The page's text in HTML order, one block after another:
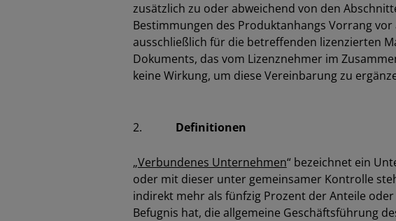
zusätzlich zu oder abweichend von den
Bestimmungen des Produktanhangs Vorrang
ausschließlich für die betreffenden lizenzierten
Dokuments, das vom Lizenznehmer im
keine Wirkung, um diese Vereinbarung zu
2. Definitionen
„Verbundenes Unternehmen“ bezeichnet ein
oder mit dieser unter gemeinsamer Kontrolle
indirekt mehr als fünfzig Prozent der Anteile
Befugnis hat, die allgemeine Geschäftsführung